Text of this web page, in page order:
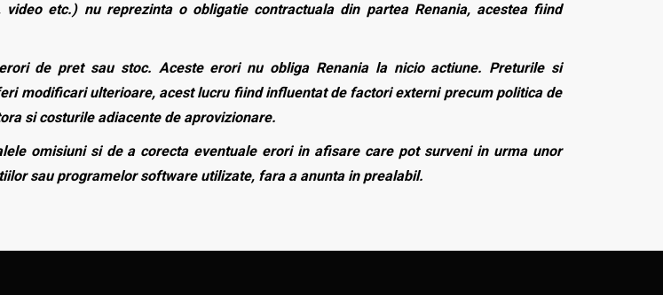
etc.) nu reprezinta o obligatie contractuala din partea Renania, acestea fiind
de pret sau stoc. Aceste erori nu obliga Renania la nicio actiune. Preturile si
modificari ulterioare, acest lucru fiind influentat de factori externi precum politica de
si costurile adiacente de aprovizionare.
omisiuni si de a corecta eventuale erori in afisare care pot surveni in urma unor
sau programelor software utilizate, fara a anunta in prealabil.